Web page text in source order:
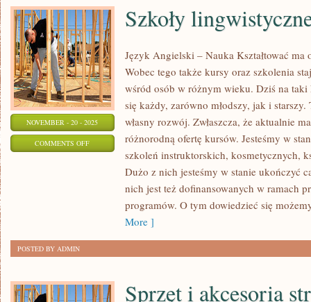
NOVEMBER - 20 - 2025
COMMENTS OFFON
LINGWISTYCZNE
Szkoły
Język Angielski – Nauka Kształtować ma
Wobec tego także kursy oraz szkolenia
wśród osób w różnym wieku. Dziś na
się każdy, zarówno młodszy, jak i starszy.
własny rozwój. Zwłaszcza, że aktualnie
różnorodną ofertę kursów. Jesteśmy w
szkoleń instruktorskich, kosmetycznych,
Dużo z nich jesteśmy w stanie ukończyć
nich jest też dofinansowanych w ramach
programów. O tym dowiedzieć się
More ]
POSTED BY ADMIN
Sprzęt i akcesoria